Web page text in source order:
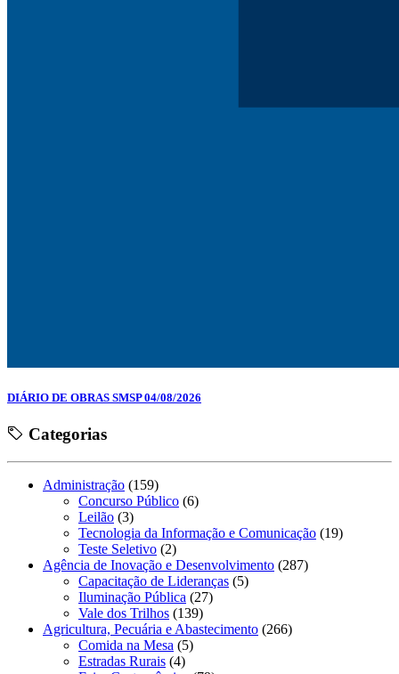
DIÁRIO DE OBRAS SMSP 04/08/2026
Categorias
Administração (159)
Concurso Público (6)
Leilão (3)
Tecnologia da Informação e Comunicação (19)
Teste Seletivo (2)
Agência de Inovação e Desenvolvimento (287)
Capacitação de Lideranças (5)
Iluminação Pública (27)
Vale dos Trilhos (139)
Agricultura, Pecuária e Abastecimento (266)
Comida na Mesa (5)
Estradas Rurais (4)